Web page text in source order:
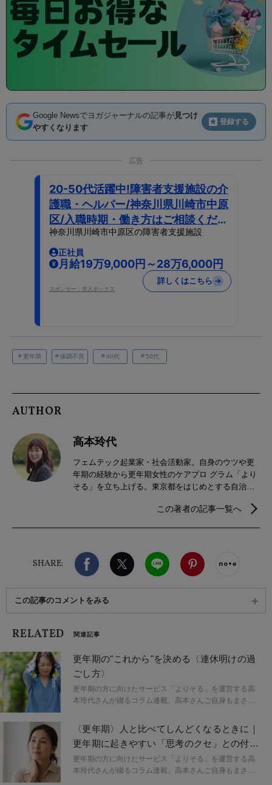
Google Newsでヨガジャーナルの記事が見つけ
やすくなります
登録する
広告
20-50代活躍中!障害者支援施設の介
護職・ヘルパー/神奈川県川崎市中原
区/入職時期・働き方はご相談くださ
い!SMP
神奈川県川崎市中原区の障害者支援施設
正社員
月給19万9,000円～28万6,000円
スポンサー：求人ボックス
詳しくはこちら
更年期 体調不良 40代 50代
AUTHOR
高本玲代
フェムテック起業家・社会活動家。自身のウツや更
年期の経験から更年期女性のケアプロ グラム「より
そる」を立ち上げる。東京都をはじめとする自治体
NHKをはじめメディア掲載50社以上。「がんばらな
この著者の記事一覧へ
SHARE:
Facebook X（旧twitter）
LINE
この記事のコメントをみる
RELATED 関連記事
更年期の"これから"を決める〈連休明けの過
ごし方〉
更年期の方に向けたサービス「よりそる」を運営する高
本玲代さんが綴るコラム連載。高本さんご自身もまさに
響について、体験を交えてお話しいただきます。
〈更年期〉人と比べてしんどくなるときに｜
更年期に起きやすい「思考のクセ」との付き
合い方
更年期の方に向けたサービス「よりそる」を運営する高
本玲代さんが綴るコラム連載。高本さんご自身もまさに